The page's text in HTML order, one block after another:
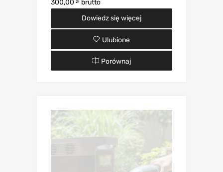
300,00
brutto
Dowiedz się więcej
Ulubione
Porównaj